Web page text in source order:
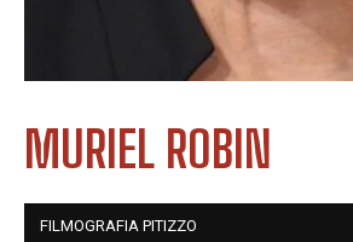
MURIEL ROBIN
FILMOGRAFIA PITIZZO